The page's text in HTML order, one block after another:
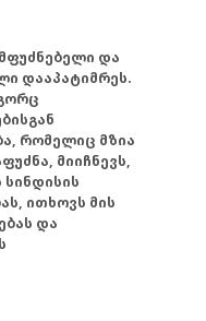
და
დააპატიმრეს.
რომელიც მზია
მიიჩნევს,
ითხოვს მის
და